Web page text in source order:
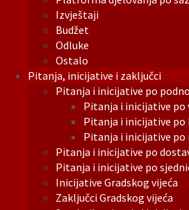
Izvještaji
Budžet
Odluke
Ostalo
Pitanja, inicijative i zaključci
Pitanja i inicijative po
Pitanja i inicijative po
Pitanja i inicijative po
Pitanja i inicijative
Pitanja i inicijative po
Pitanja i inicijative po
Inicijative Gradskog vijeća
Zaključci Gradskog vijeća